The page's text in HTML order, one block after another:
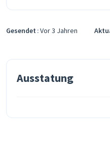
Gesendet Vor 3 Jahren
Ausstatung